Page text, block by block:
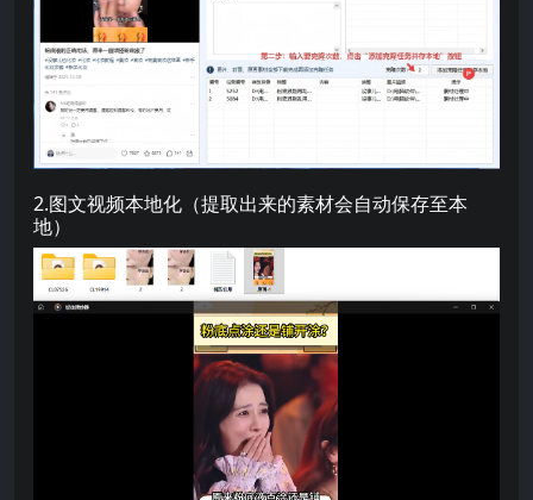
2.图文视频本地化（提取出来的素材会自动保存至本
地）